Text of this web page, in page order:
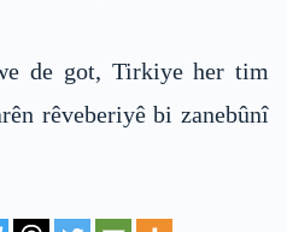
de got, Tirkiye her tim
rêveberiyê bi zanebûnî